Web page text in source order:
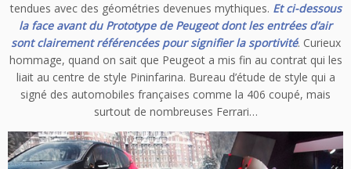
tendues avec des géométries devenues mythiques. Et ci-dessous
la face avant du Prototype de Peugeot dont les entrées d’air
sont clairement référencées pour signifier la sportivité. Curieux
hommage, quand on sait que Peugeot a mis fin au contrat qui les
liait au centre de style Pininfarina. Bureau d’étude de style qui a
signé des automobiles françaises comme la 406 coupé, mais
surtout de nombreuses Ferrari…